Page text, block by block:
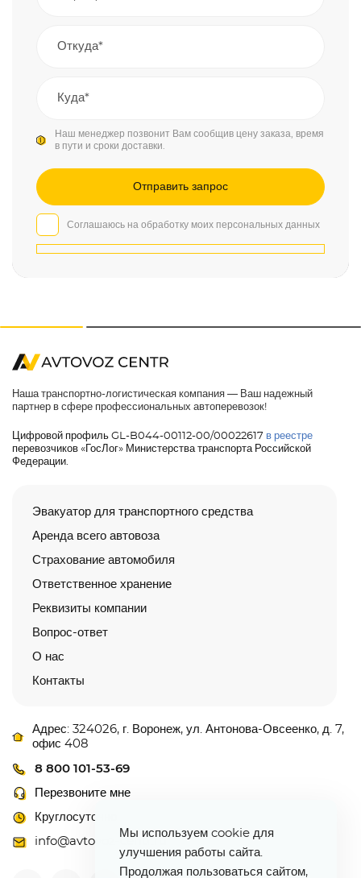
Наш менеджер позвонит Вам сообщив цену заказа, время
в пути и сроки доставки.
Соглашаюсь на обработку моих персональных данных
Наша транспортно-логистическая компания — Ваш надежный
партнер в сфере профессиональных автоперевозок!
Цифровой профиль GL-B044-00112-00/00022617 в реестре
перевозчиков «ГосЛог» Министерства транспорта Российской
Федерации.
Эвакуатор для транспортного средства
Аренда всего автовоза
Страхование автомобиля
Ответственное хранение
Реквизиты компании
Вопрос-ответ
О нас
Контакты
Адрес: 324026, г. Воронеж, ул. Антонова-Овсеенко, д. 7,
офис 408
8 800 101-53-69
Перезвоните мне
Круглосуточно
info@avtovoz-centr.ru
Мы используем cookie для
улучшения работы сайта.
Продолжая пользоваться сайтом,